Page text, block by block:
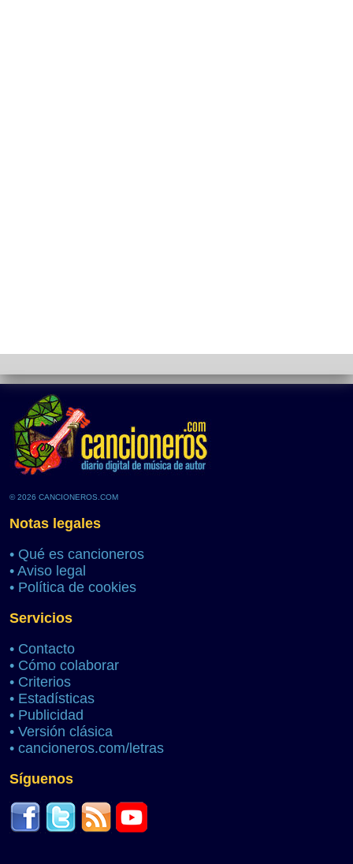
© 2026 CANCIONEROS.COM
Notas legales
• Qué es cancioneros
• Aviso legal
• Política de cookies
Servicios
• Contacto
• Cómo colaborar
• Criterios
• Estadísticas
• Publicidad
• Versión clásica
• cancioneros.com/letras
Síguenos